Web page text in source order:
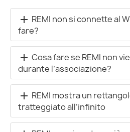
add REMI non si connette al
fare?
add Cosa fare se REMI non
durante l’associazione?
add REMI mostra un
tratteggiato all’infinito